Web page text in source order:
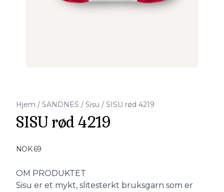
Hjem / SANDNES / Sisu / SISU rød 4219
SISU rød 4219
NOK 69
Description
OM PRODUKTET
Sisu er et mykt, slitesterkt bruksgarn som er